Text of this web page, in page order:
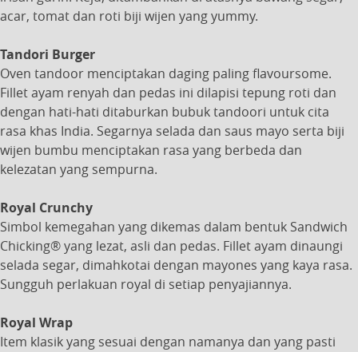
acar, tomat dan roti biji wijen yang yummy.
Tandori Burger
Oven tandoor menciptakan daging paling flavoursome.
Fillet ayam renyah dan pedas ini dilapisi tepung roti dan
dengan hati-hati ditaburkan bubuk tandoori untuk cita
rasa khas India. Segarnya selada dan saus mayo serta biji
wijen bumbu menciptakan rasa yang berbeda dan
kelezatan yang sempurna.
Royal Crunchy
Simbol kemegahan yang dikemas dalam bentuk Sandwich
Chicking® yang lezat, asli dan pedas. Fillet ayam dinaungi
selada segar, dimahkotai dengan mayones yang kaya rasa.
Sungguh perlakuan royal di setiap penyajiannya.
Royal Wrap
Item klasik yang sesuai dengan namanya dan yang pasti